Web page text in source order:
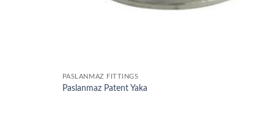
PASLANMAZ FITTINGS
Paslanmaz Patent Yaka